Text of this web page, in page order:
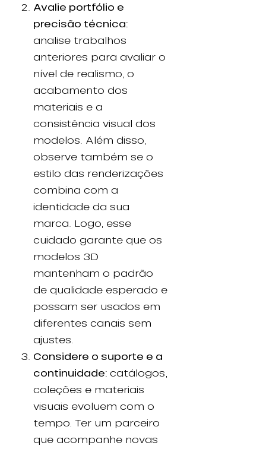
Avalie portfólio e
precisão técnica:
analise trabalhos
anteriores para avaliar o
nível de realismo, o
acabamento dos
materiais e a
consistência visual dos
modelos. Além disso,
observe também se o
estilo das renderizações
combina com a
identidade da sua
marca. Logo, esse
cuidado garante que os
modelos 3D
mantenham o padrão
de qualidade esperado e
possam ser usados em
diferentes canais sem
ajustes.
Considere o suporte e a
continuidade: catálogos,
coleções e materiais
visuais evoluem com o
tempo. Ter um parceiro
que acompanhe novas